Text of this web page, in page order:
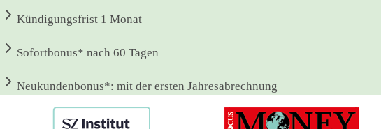
Kündigungsfrist 1 Monat
Sofortbonus* nach 60 Tagen
Neukundenbonus*: mit der ersten Jahresabrechnung